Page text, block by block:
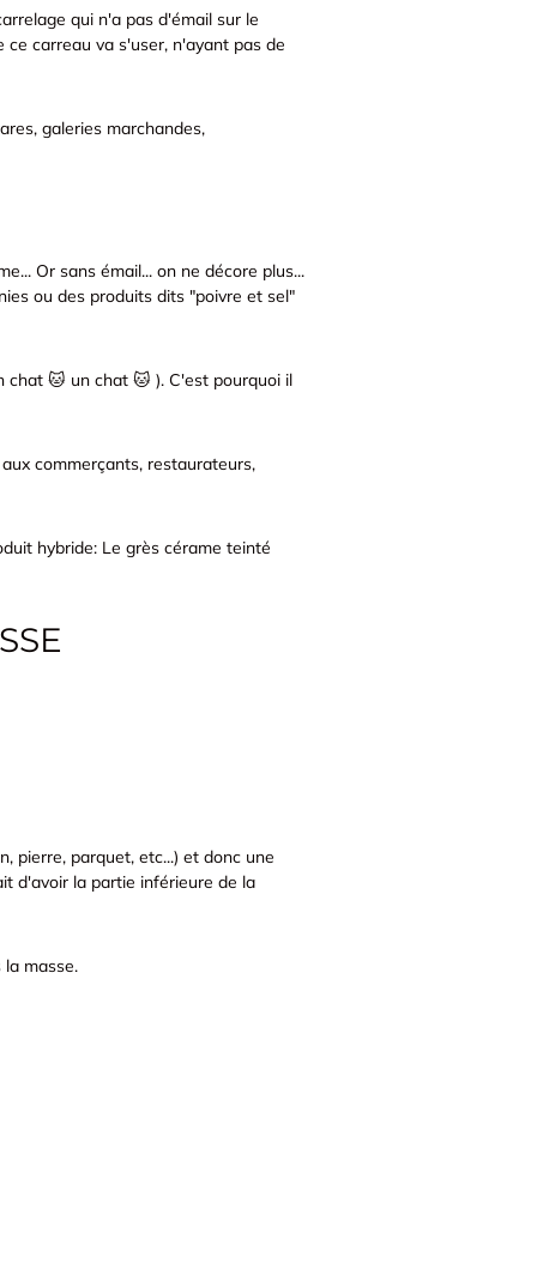
qui n'a pas d'émail sur le
ce carreau va s'user, n'ayant pas de
galeries marchandes,
Or sans émail... on ne décore plus...
ou des produits dits "poivre et sel"
🐱 un chat 🐱 ). C'est pourquoi il
commerçants, restaurateurs,
hybride: Le grès cérame teinté
pierre, parquet, etc...) et donc une
d'avoir la partie inférieure de la
masse.